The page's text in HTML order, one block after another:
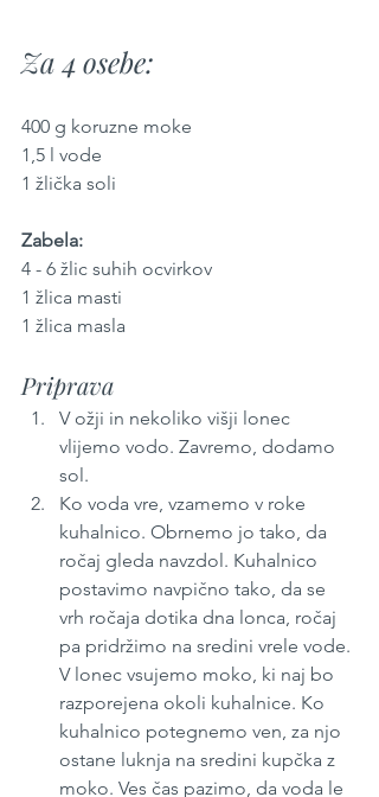
Za 4 osebe:
400 g koruzne moke
1,5 l vode
1 žlička soli
Zabela:
4 - 6 žlic suhih ocvirkov
1 žlica masti
1 žlica masla
Priprava
V ožji in nekoliko višji lonec
vlijemo vodo. Zavremo, dodamo
sol.
Ko voda vre, vzamemo v roke
kuhalnico. Obrnemo jo tako, da
ročaj gleda navzdol. Kuhalnico
postavimo navpično tako, da se
vrh ročaja dotika dna lonca, ročaj
pa pridržimo na sredini vrele vode.
V lonec vsujemo moko, ki naj bo
razporejena okoli kuhalnice. Ko
kuhalnico potegnemo ven, za njo
ostane luknja na sredini kupčka z
moko. Ves čas pazimo, da voda le